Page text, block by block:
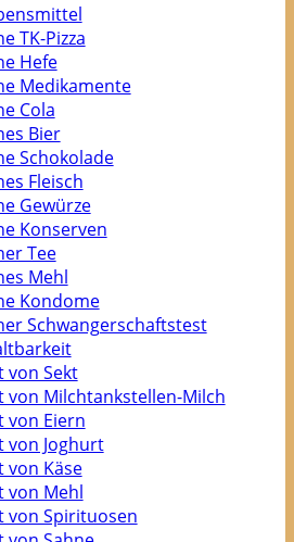
TK-Pizza
Hefe
Medikamente
Cola
Bier
Schokolade
Fleisch
Gewürze
Konserven
Tee
Mehl
Kondome
Schwangerschaftstest
von Sekt
von Milchtankstellen-Milch
von Eiern
von Joghurt
von Käse
von Mehl
von Spirituosen